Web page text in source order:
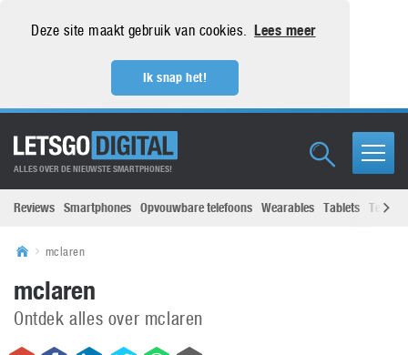
Deze site maakt gebruik van cookies. Lees meer
Ik snap het!
ALLES OVER DE NIEUWSTE SMARTPHONES!
Reviews Smartphones Opvouwbare telefoons Wearables Tablets
mclaren
mclaren
Ontdek alles over mclaren